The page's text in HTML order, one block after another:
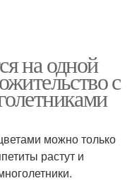
на одной
с
можно только
растут и